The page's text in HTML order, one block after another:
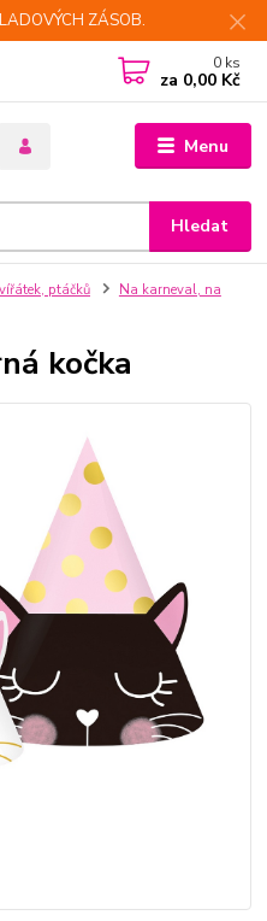
ZÁSOB.
Menu
Hledat
0 ks
za 0,00 Kč
ptáčků
Na karneval, na
kočka